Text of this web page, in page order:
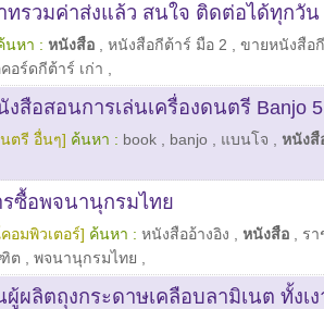
ทรวมค่าส่งแล้ว สนใจ ติดต่อได้ทุกวัน
นหา : หนังสือ หนังสือกีต้าร์ มือ 2
ขายหนังสือ
อร์ดกีต้าร์ เก่า
สือสอนการเล่นเครื่องดนตรี Banjo
ตรี อื่นๆ] ค้นหา : book banjo แบนโจ
หนังสื
รซื้อพจนานุกรมไทย
อมพิวเตอร์] ค้นหา : หนังสืออ้างอิง หนังสือ
ร
ต
พจนานุกรมไทย
ผู้ผลิตถุงกระดาษเคลือบลามิเนต ทั้งเ